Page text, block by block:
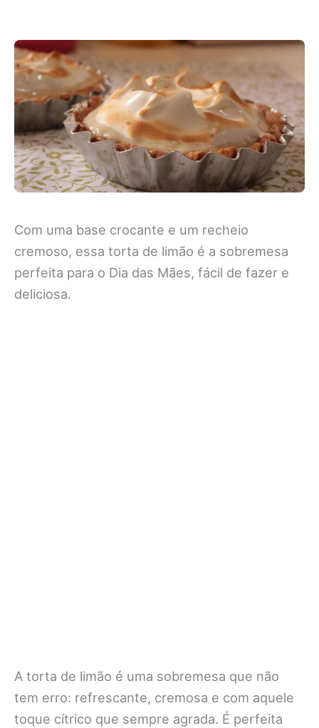
Com uma base crocante e um recheio
cremoso, essa torta de limão é a sobremesa
perfeita para o Dia das Mães, fácil de fazer e
deliciosa.
A torta de limão é uma sobremesa que não
tem erro: refrescante, cremosa e com aquele
toque cítrico que sempre agrada. É perfeita